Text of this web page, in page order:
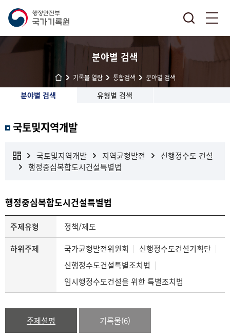
분야별 검색
기록물 열람 통합검색 분야별 검색
분야별 검색 유형별 검색
국토및지역개발
국토및지역개발 지역균형발전
신행정수도 건설
행정중심복합도시건설특별법
행정중심복합도시건설특별법
주제유형
정책/제도
하위주제
국가균형발전위원회
신행정수도건설기획단
신행정수도건설특별조치법
임시행정수도건설을 위한 특별조치법
주제설명 기록물(6)